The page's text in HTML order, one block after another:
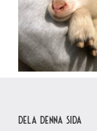
Dela denna sida